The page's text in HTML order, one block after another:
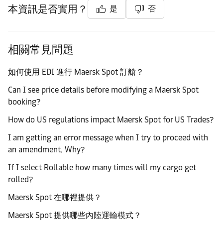
本資訊是否實用？ 是 否
相關常見問題
如何使用 EDI 進行 Maersk Spot 訂艙？
Can I see price details before modifying a Maersk Spot
booking?
How do US regulations impact Maersk Spot for US Trades?
I am getting an error message when I try to proceed with
an amendment. Why?
If I select Rollable how many times will my cargo get
rolled?
Maersk Spot 在哪裡提供？
Maersk Spot 提供哪些內陸運輸模式？